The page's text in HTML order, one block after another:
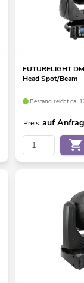
FUTURELIGHT
Head Spot/Beam
Bestand reicht ca.
Preis auf